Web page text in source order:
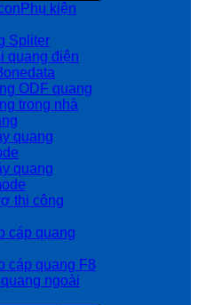
Phụ kiện
Spliter
quang điện
ODF quang
trong nhà
quang
quang
thi công
cáp quang
cáp quang F8
ngoài